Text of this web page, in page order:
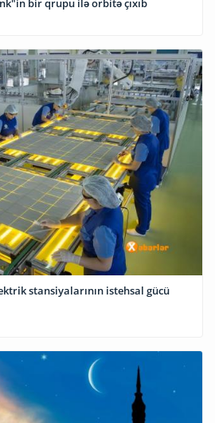
bir qrupu ilə orbitə çıxıb
stansiyalarının istehsal gücü